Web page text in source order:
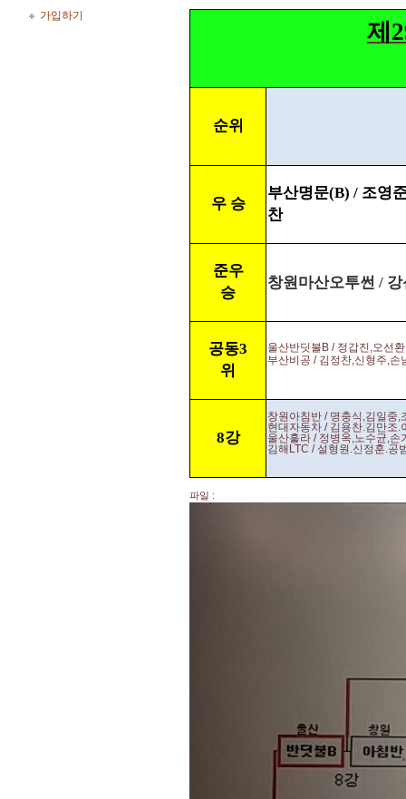
가입하기
제
순위
우 승
부산명문(B) / 조영
찬
준우
승
창원마산오투썬 /
공동3
위
울산반딧불B / 정갑진,오선
부산비공 / 김정찬,신형주,손
8강
창원아침반 / 명충식,김일중,
현대자동차 / 김용찬.김만조.
울산훌라 / 정병옥,노수균,손
김해LTC / 설형원.신정훈.공
파일 :